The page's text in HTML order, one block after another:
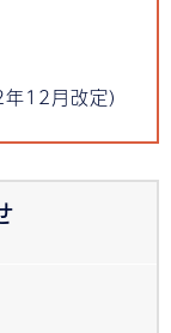
年12月改定)